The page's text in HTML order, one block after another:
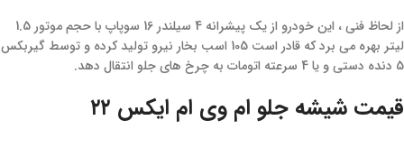
از لحاظ فنی ، این خودرو از یک پیشرانه 4 سیلندر 16 سوپاپ با حجم موتور 1.5
لیتر بهره می برد که قادر است 105 اسب بخار نیرو تولید کرده و توسط گیربکس
5 دنده دستی و یا 4 سرعته اتومات به چرخ های جلو انتقال دهد.
قیمت شیشه جلو ام وی ام ایکس ۲۲